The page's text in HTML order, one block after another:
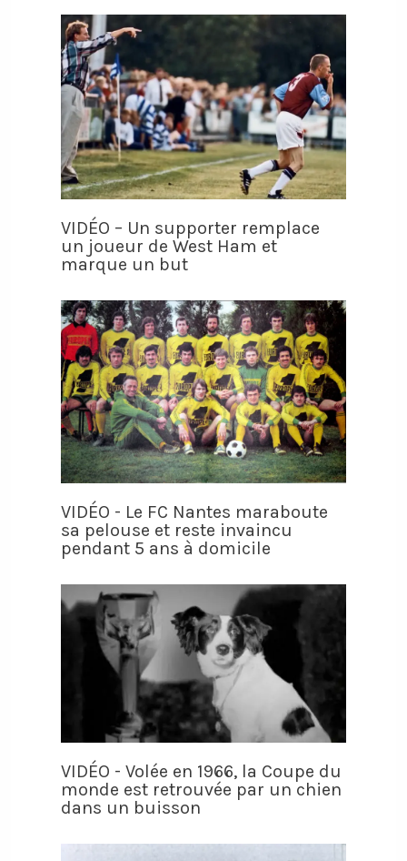
VIDÉO – Un supporter remplace
un joueur de West Ham et
marque un but
VIDÉO - Le FC Nantes maraboute
sa pelouse et reste invaincu
pendant 5 ans à domicile
VIDÉO - Volée en 1966, la Coupe du
monde est retrouvée par un chien
dans un buisson